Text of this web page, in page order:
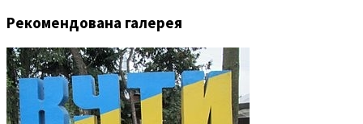
Рекомендована галерея